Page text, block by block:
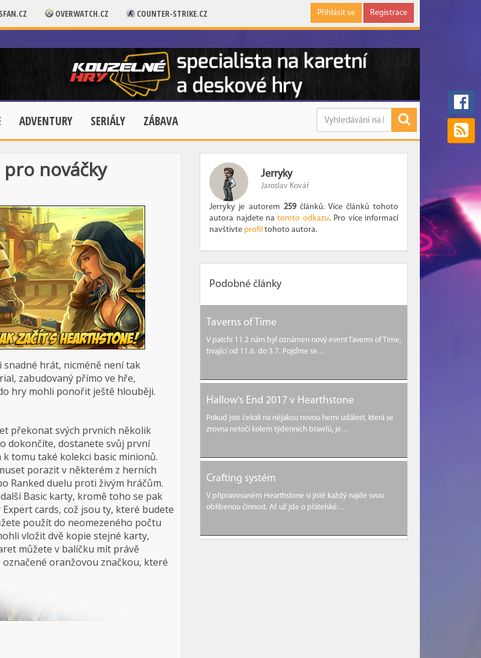
OVERWATCH.CZ COUNTER-STRIKE.CZ Přihlásit se Registrace
ADVENTURY SERIÁLY ZÁBAVA
nováčky
hrát, nicméně není tak
zabudovaný přímo ve hře,
hry mohli ponořit ještě hlouběji.
překonat svých prvních několik
dokončíte, dostanete svůj první
tomu také kolekci basic minionů.
porazit v některém z herních
Ranked duelu proti živým hráčům.
Basic karty, kromě toho se pak
cards, což jsou ty, které budete
použít do neomezeného počtu
vložit dvě kopie stejné karty,
můžete v balíčku mít právě
oranžovou značkou, které
Jerryky
Jaroslav Kovář
Jerryky je autorem 259článků. Více článků tohoto
autora najdete natomto odkazu. Pro více informací
navštivte profil tohoto autora.
Podobné články
Taverns of Time
V patchi 11.2 nám byl oznámen nový event Taverns of Time,
trvající od 11.6. do 3.7. Pojďme se…
Hallow's End 2017 v Hearthstone
Pokud jste čekali na nějakou novou herní událost, která se
zrovna netočí kolem týdenních brawlů, je…
Crafting systém
V připravovaném Hearthstone si jistě každý najde svou
oblíbenou činnost. Ať už jde o přátelské…